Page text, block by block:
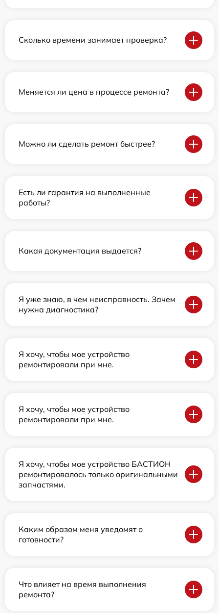
Сколько времени занимает проверка?
Меняется ли цена в процессе ремонта?
Можно ли сделать ремонт быстрее?
Есть ли гарантия на выполненные
работы?
Какая документация выдается?
Я уже знаю, в чем неисправность. Зачем
нужна диагностика?
Я хочу, чтобы мое устройство
ремонтировали при мне.
Я хочу, чтобы мое устройство
ремонтировали при мне.
Я хочу, чтобы мое устройство БАСТИОН
ремонтировалось только оригинальными
запчастями.
Каким образом меня уведомят о
готовности?
Что влияет на время выполнения
ремонта?